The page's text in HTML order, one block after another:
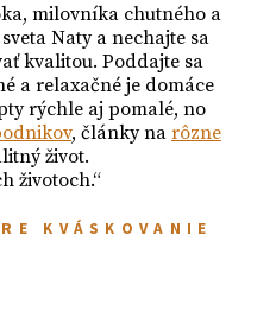
milovníka chutného a
Naty a nechajte sa
kvalitou. Poddajte sa
a relaxačné je domáce
rýchle aj pomalé, no
, články na rôzne
život.
životoch.“
KVÁSKOVANIE